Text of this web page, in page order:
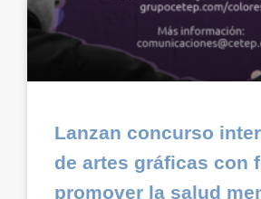
Lanzan concurso
de artes gráficas con
promover la salud